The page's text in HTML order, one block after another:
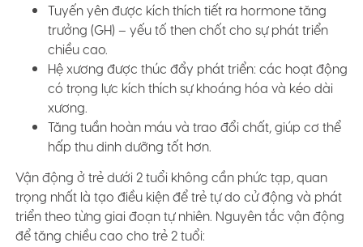
Tuyến yên được kích thích tiết ra hormone tăng
trưởng (GH) – yếu tố then chốt cho sự phát triển
chiều cao.
Hệ xương được thúc đẩy phát triển: các hoạt động
có trọng lực kích thích sự khoáng hóa và kéo dài
xương.
Tăng tuần hoàn máu và trao đổi chất, giúp cơ thể
hấp thu dinh dưỡng tốt hơn.
Vận động ở trẻ dưới 2 tuổi không cần phức tạp, quan
trọng nhất là tạo điều kiện để trẻ tự do cử động và phát
triển theo từng giai đoạn tự nhiên. Nguyên tắc vận động
để tăng chiều cao cho trẻ 2 tuổi: